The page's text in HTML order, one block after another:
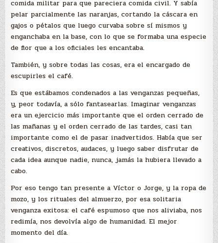
comida militar para que pareciera comida civil. Y sabía
pelar parcialmente las naranjas, cortando la cáscara en
gajos o pétalos que luego curvaba sobre sí mismos y
enganchaba en la base, con lo que se formaba una especie
de flor que a los oficiales les encantaba.
También, y sobre todas las cosas, era el encargado de
escupirles el café.
Es que estábamos condenados a las venganzas pequeñas,
y, peor todavía, a sólo fantasearlas. Imaginar venganzas
era un ejercicio más importante que el orden cerrado de
las mañanas y el orden cerrado de las tardes, casi tan
importante como el de pasar inadvertidos. Había que ser
creativos, discretos, audaces, y luego saber disfrutar de
cada idea aunque nadie, nunca, jamás la hubiera llevado a
cabo.
Por eso tengo tan presente a Víctor o Jorge, y la ropa de
mozo, y los rituales del almuerzo, por esa solitaria
venganza exitosa: el café espumoso que nos aliviaba, nos
redimía, nos devolvía algo de humanidad. El mejor
momento del día.